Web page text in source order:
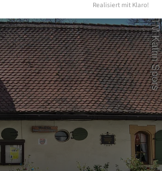
Realisiert mit Klaro!